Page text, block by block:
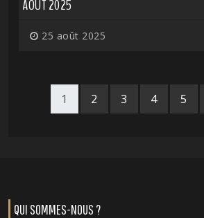
AOÛT 2025
25 août 2025
1 2 3 4 5
QUI SOMMES-NOUS ?